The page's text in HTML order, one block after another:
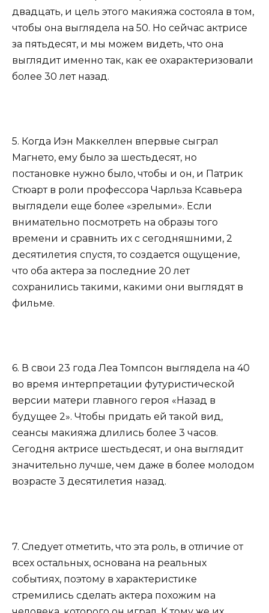
двадцать, и цель этого макияжа состояла в том,
чтобы она выглядела на 50. Но сейчас актрисе
за пятьдесят, и мы можем видеть, что она
выглядит именно так, как ее охарактеризовали
более 30 лет назад.
5. Когда Иэн Маккеллен впервые сыграл
Магнето, ему было за шестьдесят, но
постановке нужно было, чтобы и он, и Патрик
Стюарт в роли профессора Чарльза Ксавьера
выглядели еще более «зрелыми». Если
внимательно посмотреть на образы того
времени и сравнить их с сегодняшними, 2
десятилетия спустя, то создается ощущение,
что оба актера за последние 20 лет
сохранились такими, какими они выглядят в
фильме.
6. В свои 23 года Леа Томпсон выглядела на 40
во время интерпретации футуристической
версии матери главного героя «Назад в
будущее 2». Чтобы придать ей такой вид,
сеансы макияжа длились более 3 часов.
Сегодня актрисе шестьдесят, и она выглядит
значительно лучше, чем даже в более молодом
возрасте 3 десятилетия назад.
7. Следует отметить, что эта роль, в отличие от
всех остальных, основана на реальных
событиях, поэтому в характеристике
стремились сделать актера похожим на